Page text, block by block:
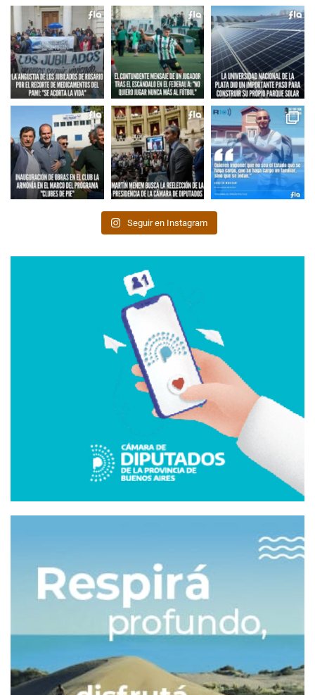
Seguir en Instagram